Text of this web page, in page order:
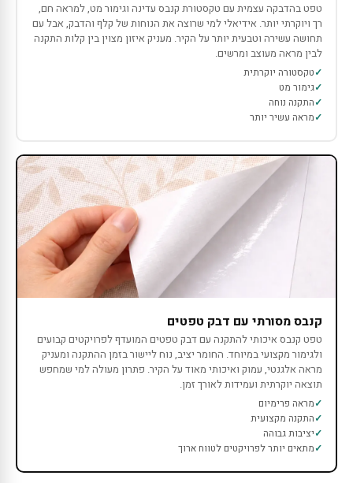
טפט בהדבקה עצמית עם טקסטורת קנבס עדינה וגימור מט, למראה חם,
רך ויוקרתי יותר. אידיאלי למי שרוצה את הנוחות של קלף והדבק, אבל עם
תחושה עשירה וטבעית יותר על הקיר. מעניק איזון מצוין בין קלות התקנה
לבין מראה מעוצב ומרשים.
טקסטורה יוקרתית
גימור מט
התקנה נוחה
מראה עשיר יותר
קנבס מסורתי עם דבק טפטים
טפט קנבס איכותי להתקנה עם דבק טפטים המועדף לפרויקטים קבועים
ולגימור מקצועי במיוחד. החומר יציב, נוח ליישור בזמן ההתקנה ומעניק
מראה אלגנטי, עמוק ואיכותי מאוד על הקיר. פתרון מעולה למי שמחפש
תוצאה יוקרתית ועמידות לאורך זמן.
מראה פרימיום
התקנה מקצועית
יציבות גבוהה
מתאים יותר לפרויקטים לטווח ארוך